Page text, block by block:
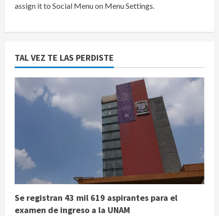
assign it to Social Menu on Menu Settings.
TAL VEZ TE LAS PERDISTE
Se registran 43 mil 619 aspirantes para el
examen de ingreso a la UNAM